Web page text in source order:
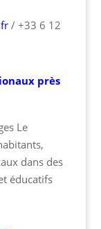
/ +33 6 12
près
Le
dans des
éducatifs